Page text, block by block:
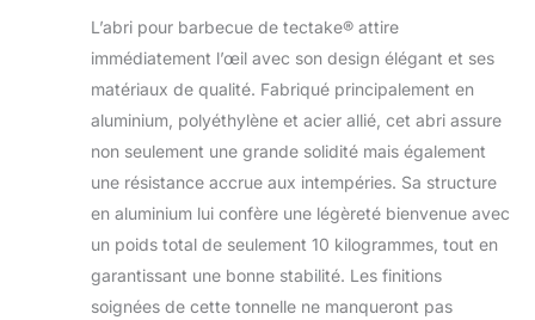
Electrique
Barbecue à
Charbon
être solidement vissé
au sol, il vous offre
un espace sûr et
barbecues charbon
de bois ou
électriques,
transformant votre
coin de plaisir
culinaire. DESIGN
INNOVANT POUR
L’abri pour barbecue de tectake® attire
immédiatement l’œil avec son design élégant et ses
matériaux de qualité. Fabriqué principalement en
aluminium, polyéthylène et acier allié, cet abri assure
non seulement une grande solidité mais également
une résistance accrue aux intempéries. Sa structure
en aluminium lui confère une légèreté bienvenue avec
un poids total de seulement 10 kilogrammes, tout en
garantissant une bonne stabilité. Les finitions
soignées de cette tonnelle ne manqueront pas